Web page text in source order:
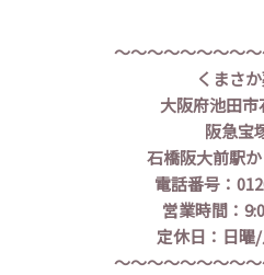
～～～～～～～～
くまさ
大阪府池田
阪急宝
石橋阪大前駅
電話番号：
営業時間：
定休日：日曜
～～～～～～～～